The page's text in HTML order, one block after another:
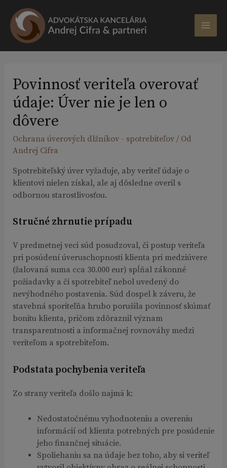
Preskočiť
obsah
Povinnosť veriteľa overovať
údaje: Úver nie je len o
dôvere
Ochrana úverových dlžníkov - spotrebiteľov/ Od
Andrej Cifra
Spotrebiteľský úver vyžaduje, aby veriteľ údaje o
klientovi nielen získal, ale aj dôsledne overil s
odbornou starostlivosťou.
Stručné zhrnutie prípadu
V predmetnej veci súd posudzoval, či postup veriteľa
pri posúdení úveruschopnosti klienta pri medziúvere
(žalovaná suma cca 30.000 eur) spĺňal zákonné
požiadavky a či spotrebiteľ nebol uvedený do
nevýhodného postavenia. Súd dospel k záveru, že
stavebná sporiteľňa hrubo porušila povinnosť skúmať
bonitu klienta, pričom zdôraznil význam
transparentnosti a informačnej rovnováhy medzi
veriteľom a spotrebiteľom.
Podstata pochybenia veriteľa
Zo strany veriteľa došlo najmä k:
Nedostatočnému vyhodnoteniu a overeniu
informácií od klienta potrebných pre posúdenie
jeho finančnej situácie.
Spoliehaniu sa na údaje bez toho, aby si veriteľ